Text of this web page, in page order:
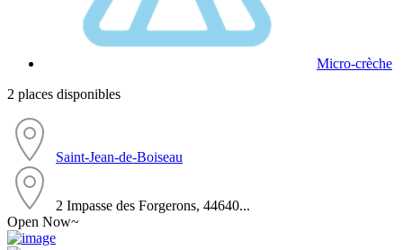
Micro-crèche
2 places disponibles
Saint-Jean-de-Boiseau
2 Impasse des Forgerons, 44640...
Open Now~